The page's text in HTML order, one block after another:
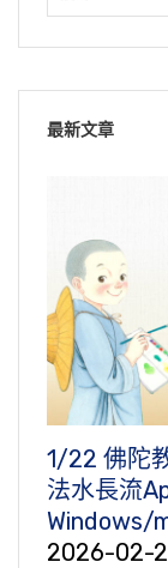
最新文章
1/22 佛陀
法水長流
Windows/
2026-02-